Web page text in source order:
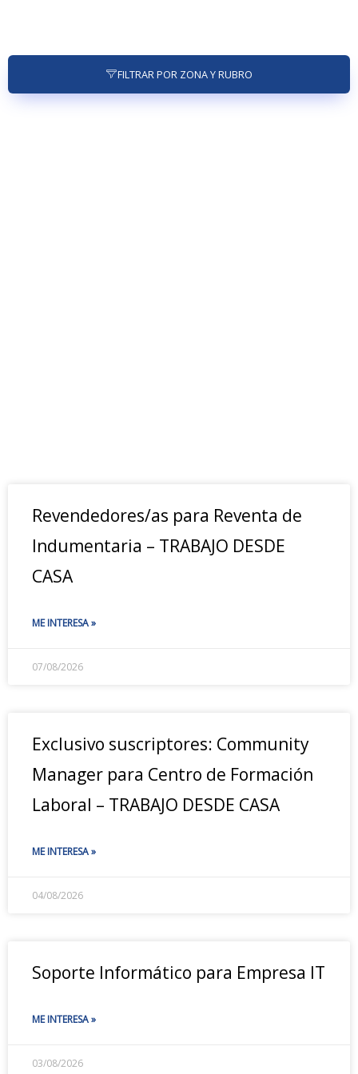
FILTRAR POR ZONA Y RUBRO
Revendedores/as para Reventa de
Indumentaria – TRABAJO DESDE
CASA
ME INTERESA »
07/08/2026
Exclusivo suscriptores: Community
Manager para Centro de Formación
Laboral – TRABAJO DESDE CASA
ME INTERESA »
04/08/2026
Soporte Informático para Empresa IT
ME INTERESA »
03/08/2026